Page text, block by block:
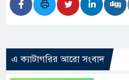
এ ক্যাটাগরির আরো সংবাদ